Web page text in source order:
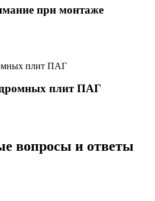
при монтаже
плит ПАГ
вопросы и ответы